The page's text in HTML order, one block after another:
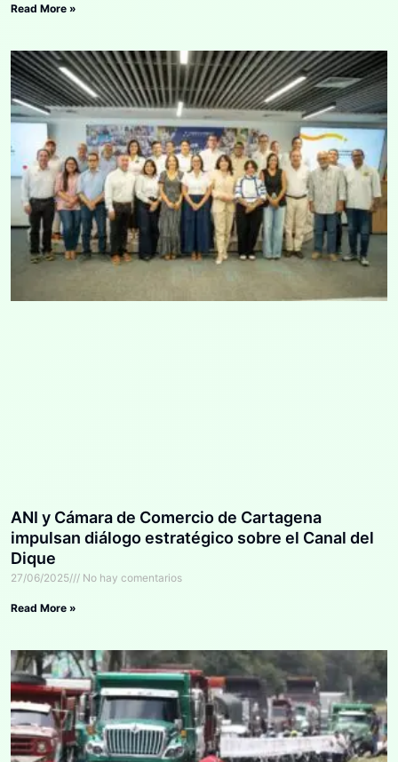
Read More »
ANI y Cámara de Comercio de Cartagena
impulsan diálogo estratégico sobre el Canal del
Dique
27/06/2025 No hay comentarios
Read More »